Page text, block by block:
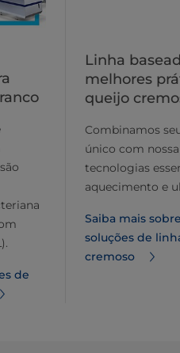
de
Linha
melhores
queijo
Combinamos
único com
tecnologias
aquecimento e
Saiba mais
soluções de
cremoso